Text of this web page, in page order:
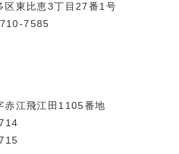
区東比恵3丁目27番1号
7585
赤江飛江田1105番地